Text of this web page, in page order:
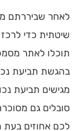
לאחר שביררתם
שיטתית כדי
תוכלו לאתר
בהגשת תביעת
מגישים תביעת
סובלים גם
לכם אחוזים